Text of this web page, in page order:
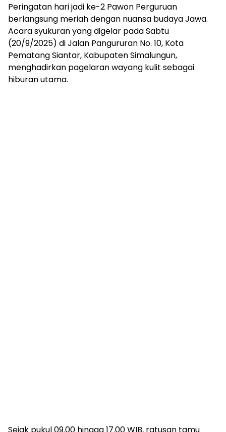
Peringatan hari jadi ke-2 Pawon Perguruan
berlangsung meriah dengan nuansa budaya Jawa.
Acara syukuran yang digelar pada Sabtu
(20/9/2025) di Jalan Pangururan No. 10, Kota
Pematang Siantar, Kabupaten Simalungun,
menghadirkan pagelaran wayang kulit sebagai
hiburan utama.
Sejak pukul 09.00 hingga 17.00 WIB, ratusan tamu